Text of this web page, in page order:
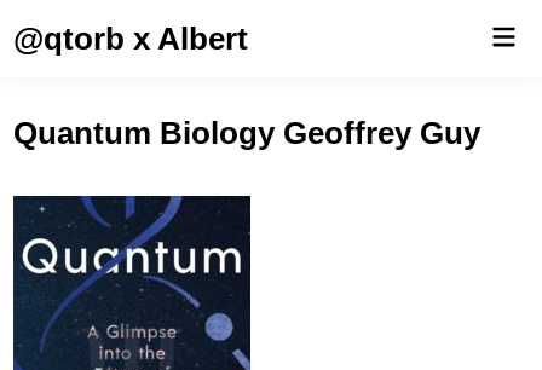
@qtorb x Albert
Quantum Biology Geoffrey Guy